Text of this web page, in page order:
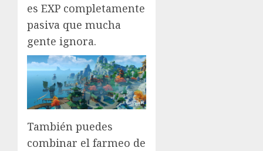
es EXP completamente
pasiva que mucha
gente ignora.
También puedes
combinar el farmeo de